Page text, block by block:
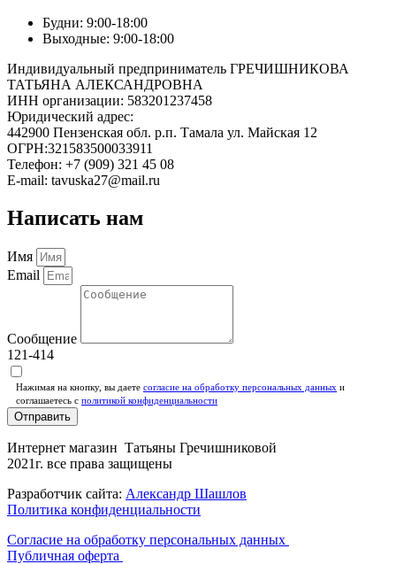
Будни: 9:00-18:00
Выходные: 9:00-18:00
Индивидуальный предприниматель ГРЕЧИШНИКОВА
ТАТЬЯНА АЛЕКСАНДРОВНА
ИНН организации: 583201237458
Юридический адрес:
442900 Пензенская обл. р.п. Тамала ул. Майская 12
ОГРН:321583500033911
Телефон: +7 (909) 321 45 08
E-mail: tavuska27@mail.ru
Написать нам
Имя
Email
Сообщение
121-414
Нажимая на кнопку, вы даете согласие на обработку персональных данных и
соглашаетесь c политикой конфиденциальности
Отправить
Интернет магазин Татьяны Гречишниковой
2021г. все права защищены
Разработчик сайта: Александр Шашлов
Политика конфиденциальности
Согласие на обработку персональных данных
Публичная оферта